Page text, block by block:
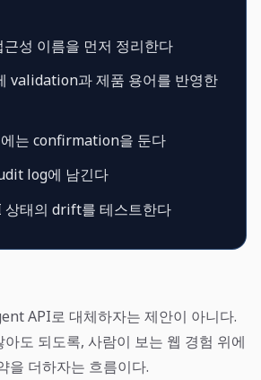
성 이름을 먼저 정리한다
validation과 제품 용어를 반영한
에는 confirmation을 둔다
log에 남긴다
태의 drift를 테스트한다
API로 대체하자는 제안이 아니다.
도 되도록, 사람이 보는 웹 경험 위에
을 더하자는 흐름이다.